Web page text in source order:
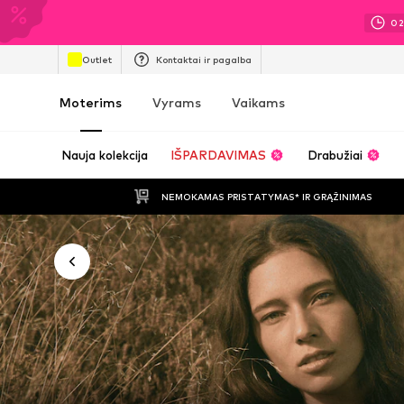
02
Outlet Kontaktai ir pagalba
Moterims Vyrams Vaikams
Nauja kolekcija IŠPARDAVIMAS Drabužiai
NEMOKAMAS PRISTATYMAS* IR GRĄŽINIMAS